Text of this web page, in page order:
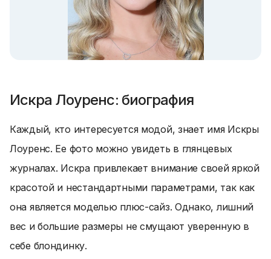
Искра Лоуренс: биография
Каждый, кто интересуется модой, знает имя Искры
Лоуренс. Ее фото можно увидеть в глянцевых
журналах. Искра привлекает внимание своей яркой
красотой и нестандартными параметрами, так как
она является моделью плюс-сайз. Однако, лишний
вес и большие размеры не смущают уверенную в
себе блондинку.